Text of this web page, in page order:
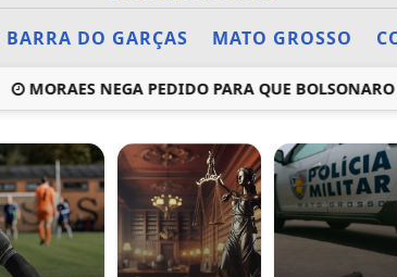
BARRA DO GARÇAS MATO GROSSO
MORAES NEGA PEDIDO PARA QUE BOLSONARO